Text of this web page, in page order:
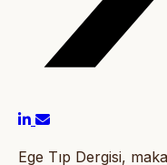
Ege Tıp Dergisi,